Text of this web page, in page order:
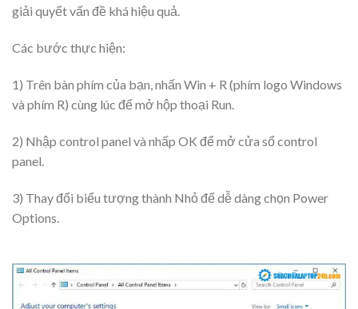
giải quyết vấn đề khá hiệu quả.
Các bước thực hiện:
1) Trên bàn phím của bạn, nhấn Win + R (phím logo Windows
và phím R) cùng lúc để mở hộp thoại Run.
2) Nhập control panel và nhấp OK để mở cửa sổ control
panel.
3) Thay đổi biểu tượng thành Nhỏ để dễ dàng chọn Power
Options.